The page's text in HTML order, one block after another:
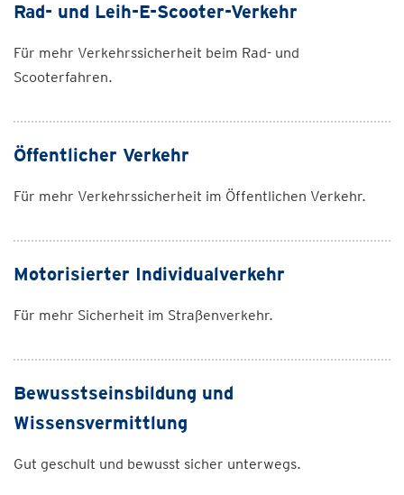
Rad- und Leih-E-Scooter-Verkehr
Für mehr Verkehrssicherheit beim Rad- und
Scooterfahren.
Öffentlicher Verkehr
Für mehr Verkehrssicherheit im Öffentlichen Verkehr.
Motorisierter Individualverkehr
Für mehr Sicherheit im Straßenverkehr.
Bewusstseinsbildung und
Wissensvermittlung
Gut geschult und bewusst sicher unterwegs.